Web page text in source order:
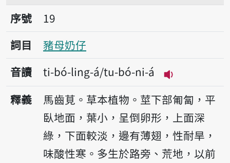
序號19豬母奶仔
序號
19
詞目
豬母奶仔
音讀
ti-bó-ling-á/tu-bó-ni-á
播放音讀ti-
釋義
馬齒莧。草本植物。莖下部匍匐，平
臥地面，葉小，呈倒卵形，上面深
綠，下面較淡，邊有薄翅，性耐旱，
味酸性寒。多生於路旁、荒地，以前